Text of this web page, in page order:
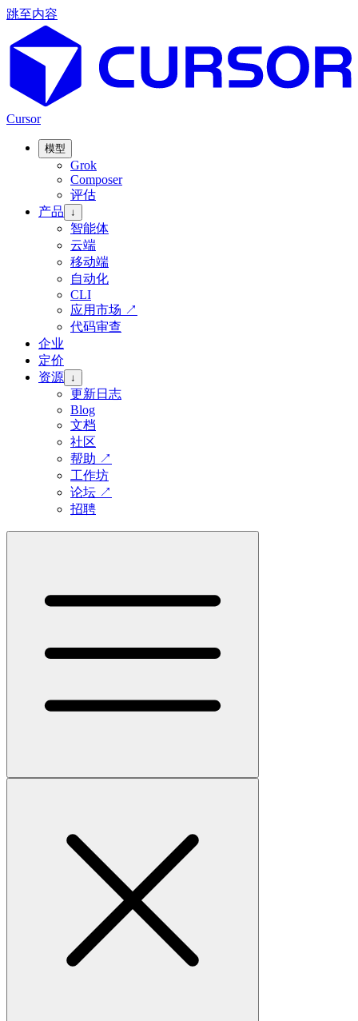
跳至内容
Cursor
模型
Grok
Composer
评估
产品
↓
智能体
云端
移动端
自动化
CLI
应用市场 ↗
代码审查
企业
定价
资源 ↓
更新日志
Blog
文档
社区
帮助 ↗
工作坊
论坛 ↗
招聘